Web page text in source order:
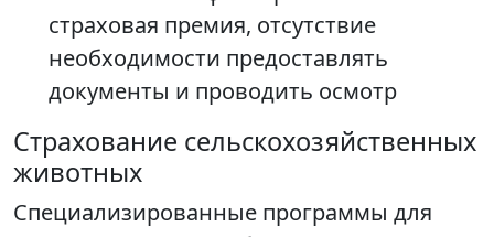
страховая премия, отсутствие
необходимости предоставлять
документы и проводить осмотр
Страхование сельскохозяйственных
животных
Специализированные программы для